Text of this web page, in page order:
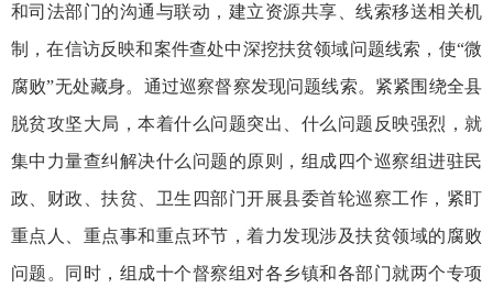
和司法部门的沟通与联动，建立资源共享、线索移送相关机
制，在信访反映和案件查处中深挖扶贫领域问题线索，使“微
腐败”无处藏身。通过巡察督察发现问题线索。紧紧围绕全县
脱贫攻坚大局，本着什么问题突出、什么问题反映强烈，就
集中力量查纠解决什么问题的原则，组成四个巡察组进驻民
政、财政、扶贫、卫生四部门开展县委首轮巡察工作，紧盯
重点人、重点事和重点环节，着力发现涉及扶贫领域的腐败
问题。同时，组成十个督察组对各乡镇和各部门就两个专项